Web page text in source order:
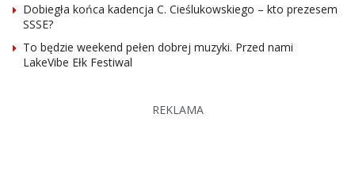
Dobiegła końca kadencja C. Cieślukowskiego – kto prezesem
SSSE?
To będzie weekend pełen dobrej muzyki. Przed nami
LakeVibe Ełk Festiwal
REKLAMA